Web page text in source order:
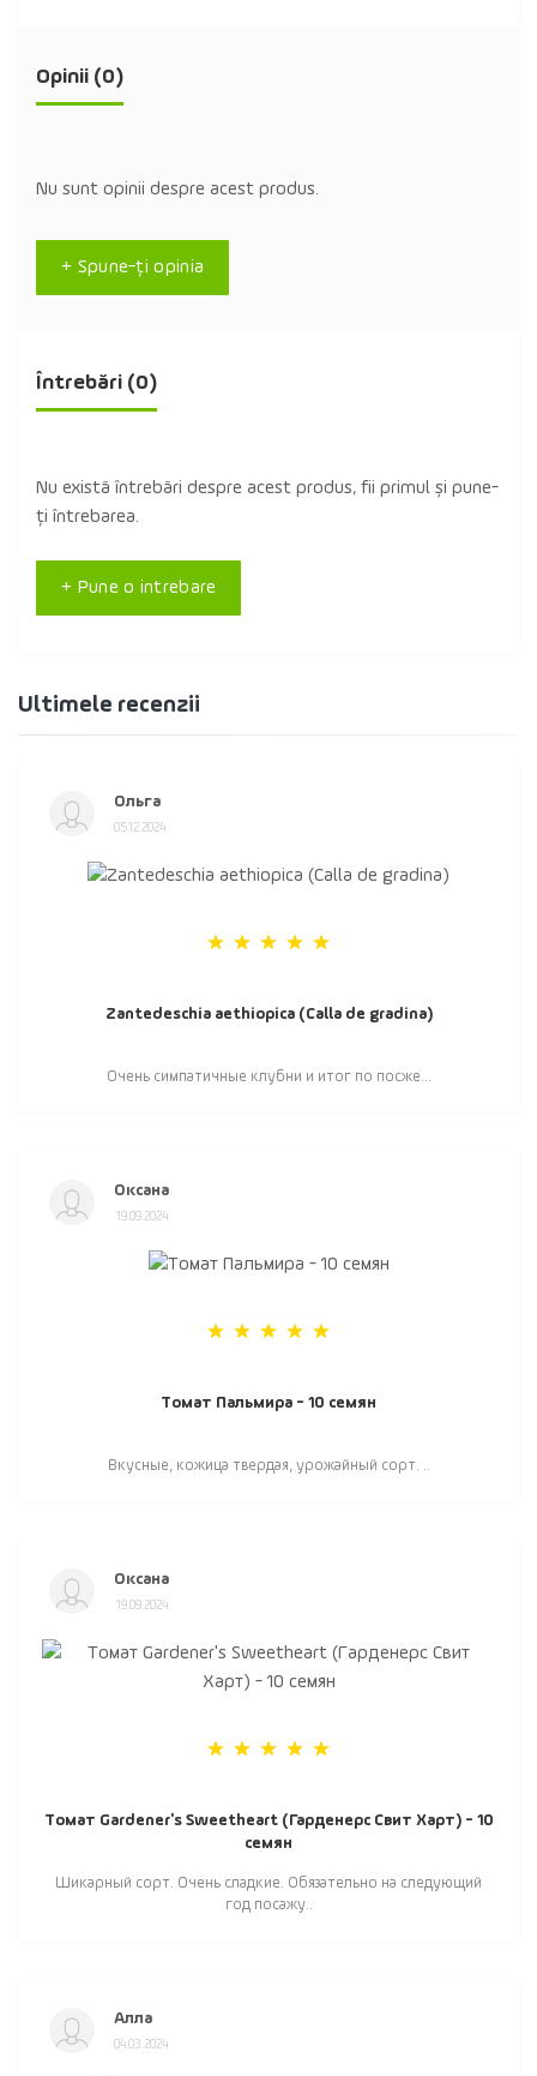
Opinii (0)
Nu sunt opinii despre acest produs.
+ Spune-ţi opinia
Întrebări (0)
Nu există întrebări despre acest produs, fii primul și pune-
ți întrebarea.
+ Pune o intrebare
Ultimele recenzii
Ольга
05.12.2024
Zantedeschia aethiopica (Calla de gradina)
Очень симпатичные клубни и итог по посже...
Оксана
19.09.2024
Томат Пальмира - 10 семян
Вкусные, кожица твердая, урожайный сорт. ..
Оксана
19.09.2024
Томат Gardener's Sweetheart (Гарденерс Свит Харт) - 10
семян
Шикарный сорт. Очень сладкие. Обязательно на следующий
год посажу..
Алла
04.03.2024